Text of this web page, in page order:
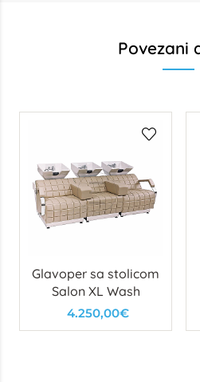
Povezani
Glavoper sa stolicom
Salon XL Wash
4.250,00€